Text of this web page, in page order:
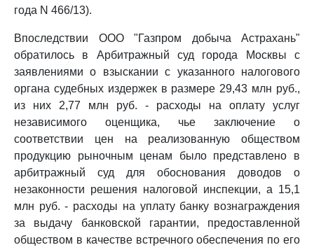
года N 466/13).
Впоследствии ООО "Газпром добыча Астрахань"
обратилось в Арбитражный суд города Москвы с
заявлениями о взыскании с указанного налогового
органа судебных издержек в размере 29,43 млн руб.,
из них 2,77 млн руб. - расходы на оплату услуг
независимого оценщика, чье заключение о
соответствии цен на реализованную обществом
продукцию рыночным ценам было представлено в
арбитражный суд для обоснования доводов о
незаконности решения налоговой инспекции, а 15,1
млн руб. - расходы на уплату банку вознаграждения
за выдачу банковской гарантии, предоставленной
обществом в качестве встречного обеспечения по его